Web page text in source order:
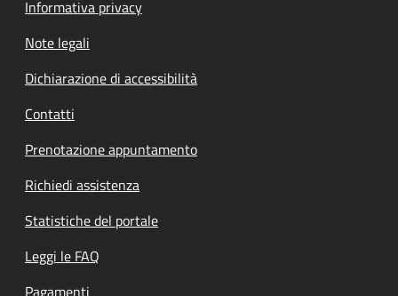
Informativa privacy
Note legali
Dichiarazione di accessibilità
Contatti
Prenotazione appuntamento
Richiedi assistenza
Statistiche del portale
Leggi le FAQ
Pagamenti